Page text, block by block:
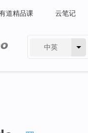
道精品课 云笔记
中英